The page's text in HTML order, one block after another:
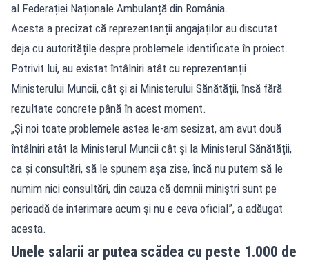
al Federației Naționale Ambulanță din România.
Acesta a precizat că reprezentanții angajaților au discutat
deja cu autoritățile despre problemele identificate în proiect.
Potrivit lui, au existat întâlniri atât cu reprezentanții
Ministerului Muncii, cât și ai Ministerului Sănătății, însă fără
rezultate concrete până în acest moment.
„Și noi toate problemele astea le-am sesizat, am avut două
întâlniri atât la Ministerul Muncii cât și la Ministerul Sănătății,
ca și consultări, să le spunem așa zise, încă nu putem să le
numim nici consultări, din cauza că domnii miniștri sunt pe
perioadă de interimare acum și nu e ceva oficial”, a adăugat
acesta.
Unele salarii ar putea scădea cu peste 1.000 de